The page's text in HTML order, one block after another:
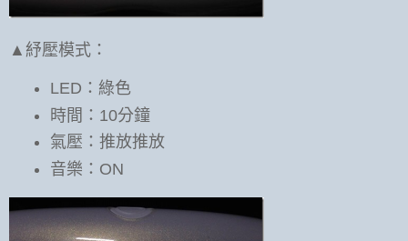
▲紓壓模式：
LED：綠色
時間：10分鐘
氣壓：推放推放
音樂：ON